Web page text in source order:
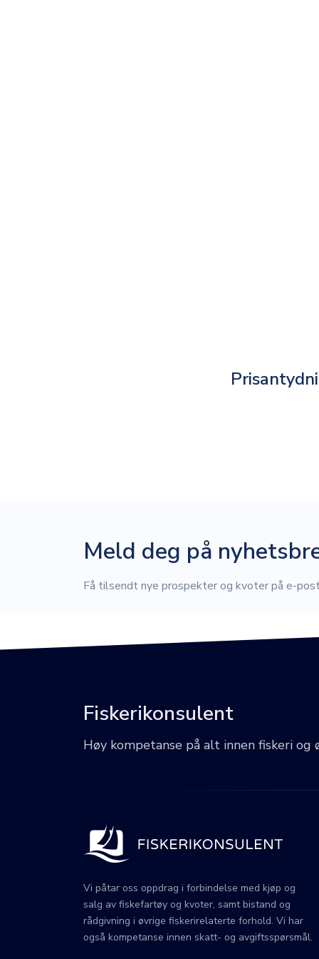
Meld deg på
Få tilsendt nye prospekter og kvoter på e-
Fiskerikonsulent
Høy kompetanse på alt innen fiskeri og
Vi påtar oss oppdrag i forbindelse med kjøp og
salg av fiskefartøy og kvoter, samt bistand og
rådgivning i øvrige fiskerirelaterte forhold. Vi har
også kompetanse innen skatt- og avgiftsspørsmål.